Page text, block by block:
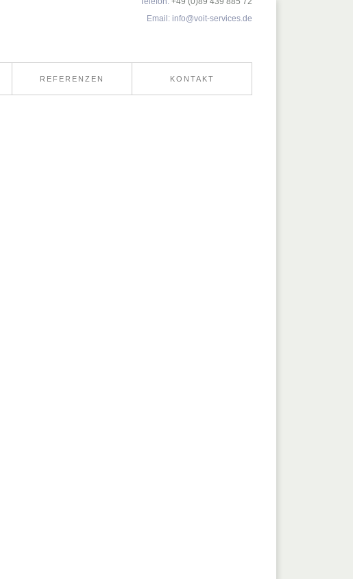
Email: info@voit-services.de
REFERENZEN KONTAKT